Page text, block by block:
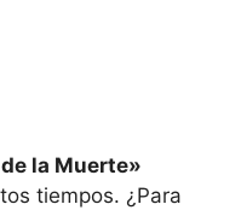
la Muerte»
tiempos. ¿Para